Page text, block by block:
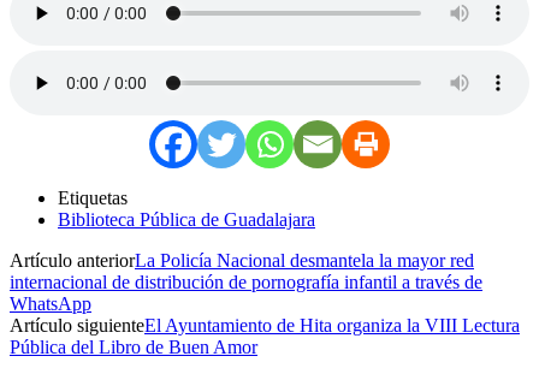
Etiquetas
Biblioteca Pública de Guadalajara
Artículo anteriorLa Policía Nacional desmantela la mayor red
internacional de distribución de pornografía infantil a través de
WhatsApp
Artículo siguienteEl Ayuntamiento de Hita organiza la VIII Lectura
Pública del Libro de Buen Amor